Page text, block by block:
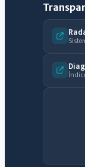
Olá. Pergunte